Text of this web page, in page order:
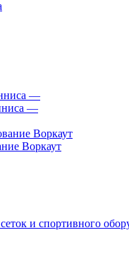
—
—
Воркаут